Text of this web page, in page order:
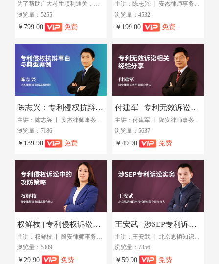
为了帮助广大考生顺利通关，知产林特别邀请到北京君策知识产权发展中心研究室主任杨敏锋老师为我们系统讲解专代考试“通关秘笈”。
浏览量：5255
￥799.00 免费
主讲：陈志兴 丨 安杰律师事务所高级顾问
浏览量：4532
￥199.00 免费
陈志兴：专利侵权抗辩与损害赔偿
主讲：陈志兴 丨 安杰律师事务所高级顾问
浏览量：7186
￥139.90 免费
付建军 | 专利无效诉讼实务经验分享
主讲：付建军 丨 隆安律师事务所高级合伙人
浏览量：5637
￥49.90 免费
权鲜枝 | 专利侵权诉讼中的攻防策略
浏览量：5009
￥29.90 免费
王安武 | 涉SEP专利诉讼实务
浏览量：7356
￥59.90 免费